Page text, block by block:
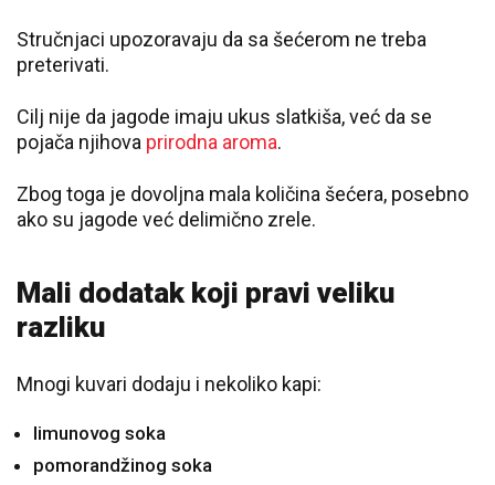
Stručnjaci upozoravaju da sa šećerom ne treba
preterivati.
Cilj nije da jagode imaju ukus slatkiša, već da se
pojača njihova prirodna aroma.
Zbog toga je dovoljna mala količina šećera, posebno
ako su jagode već delimično zrele.
Mali dodatak koji pravi veliku
razliku
Mnogi kuvari dodaju i nekoliko kapi:
limunovog soka
pomorandžinog soka